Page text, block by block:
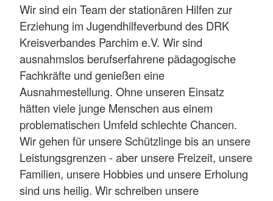
Wir sind ein Team der stationären Hilfen zur
Erziehung im Jugendhilfeverbund des DRK
Kreisverbandes Parchim e.V. Wir sind
ausnahmslos berufserfahrene pädagogische
Fachkräfte und genießen eine
Ausnahmestellung. Ohne unseren Einsatz
hätten viele junge Menschen aus einem
problematischen Umfeld schlechte Chancen.
Wir gehen für unsere Schützlinge bis an unsere
Leistungsgrenzen - aber unsere Freizeit, unsere
Familien, unsere Hobbies und unsere Erholung
sind uns heilig. Wir schreiben unsere